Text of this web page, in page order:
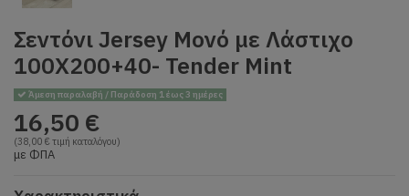
Σεντόνι Jersey Μονό με Λάστιχο
100Χ200+40- Tender Mint
Άμεση παραλαβή / Παράδοση 1 έως 3 ημέρες
16,50 €
(38,00 € τιμή καταλόγου)
με ΦΠΑ